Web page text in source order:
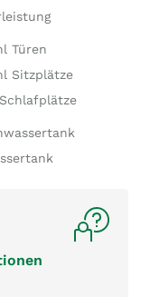
Türen
Sitzplätze